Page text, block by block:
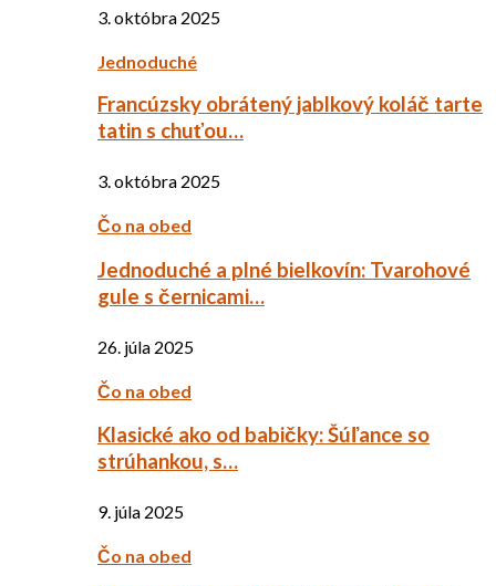
3. októbra 2025
Jednoduché
Francúzsky obrátený jablkový koláč tarte
tatin s chuťou…
3. októbra 2025
Čo na obed
Jednoduché a plné bielkovín: Tvarohové
gule s černicami…
26. júla 2025
Čo na obed
Klasické ako od babičky: Šúľance so
strúhankou, s…
9. júla 2025
Čo na obed